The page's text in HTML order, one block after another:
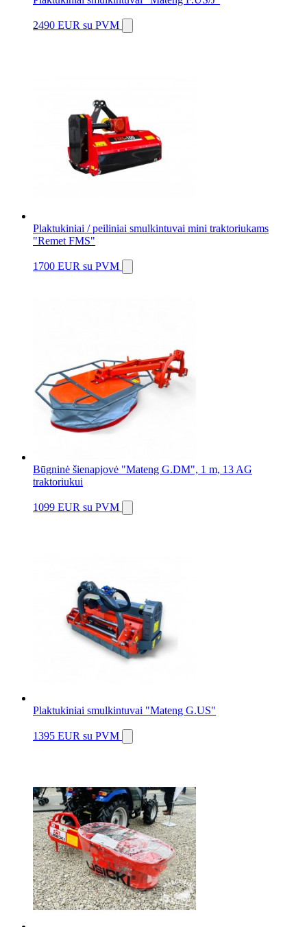
2490 EUR su PVM
Plaktukiniai / peiliniai smulkintuvai mini traktoriukams
"Remet FMS"
1700 EUR su PVM
Būgninė šienapjovė "Mateng G.DM", 1 m, 13 AG
traktoriukui
1099 EUR su PVM
Plaktukiniai smulkintuvai "Mateng G.US"
1395 EUR su PVM